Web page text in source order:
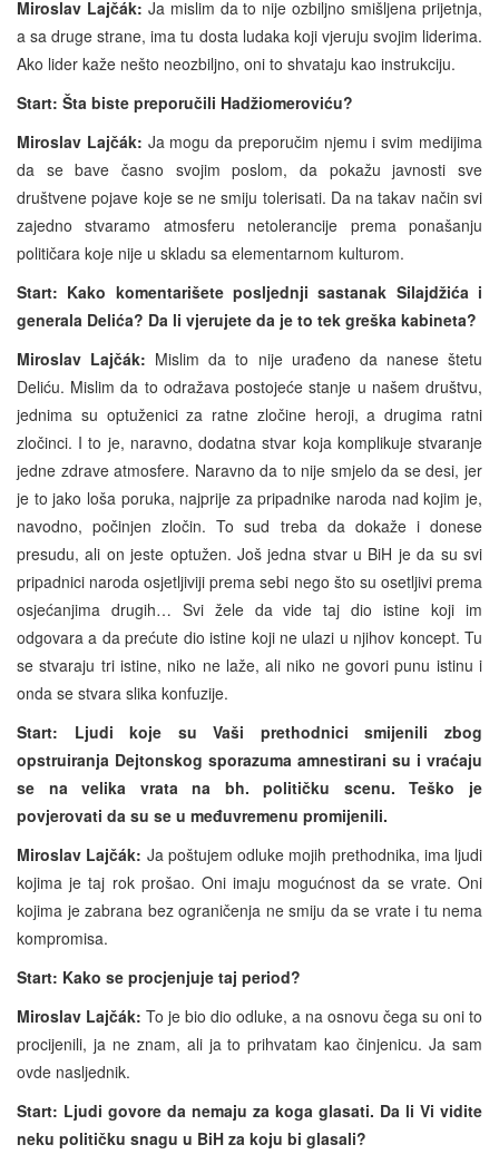
Miroslav Lajčák: Ja mislim da to nije ozbiljno smišljena prijetnja,
a sa druge strane, ima tu dosta ludaka koji vjeruju svojim liderima.
Ako lider kaže nešto neozbiljno, oni to shvataju kao instrukciju.
Start: Šta biste preporučili Hadžiomeroviću?
Miroslav Lajčák: Ja mogu da preporučim njemu i svim medijima
da se bave časno svojim poslom, da pokažu javnosti sve
društvene pojave koje se ne smiju tolerisati. Da na takav način svi
zajedno stvaramo atmosferu netolerancije prema ponašanju
političara koje nije u skladu sa elementarnom kulturom.
Start: Kako komentarišete posljednji sastanak Silajdžića i
generala Delića? Da li vjerujete da je to tek greška kabineta?
Miroslav Lajčák: Mislim da to nije urađeno da nanese štetu
Deliću. Mislim da to odražava postojeće stanje u našem društvu,
jednima su optuženici za ratne zločine heroji, a drugima ratni
zločinci. I to je, naravno, dodatna stvar koja komplikuje stvaranje
jedne zdrave atmosfere. Naravno da to nije smjelo da se desi, jer
je to jako loša poruka, najprije za pripadnike naroda nad kojim je,
navodno, počinjen zločin. To sud treba da dokaže i donese
presudu, ali on jeste optužen. Još jedna stvar u BiH je da su svi
pripadnici naroda osjetljiviji prema sebi nego što su osetljivi prema
osjećanjima drugih… Svi žele da vide taj dio istine koji im
odgovara a da prećute dio istine koji ne ulazi u njihov koncept. Tu
se stvaraju tri istine, niko ne laže, ali niko ne govori punu istinu i
onda se stvara slika konfuzije.
Start: Ljudi koje su Vaši prethodnici smijenili zbog
opstruiranja Dejtonskog sporazuma amnestirani su i vraćaju
se na velika vrata na bh. političku scenu. Teško je
povjerovati da su se u međuvremenu promijenili.
Miroslav Lajčák: Ja poštujem odluke mojih prethodnika, ima ljudi
kojima je taj rok prošao. Oni imaju mogućnost da se vrate. Oni
kojima je zabrana bez ograničenja ne smiju da se vrate i tu nema
kompromisa.
Start: Kako se procjenjuje taj period?
Miroslav Lajčák: To je bio dio odluke, a na osnovu čega su oni to
procijenili, ja ne znam, ali ja to prihvatam kao činjenicu. Ja sam
ovde nasljednik.
Start: Ljudi govore da nemaju za koga glasati. Da li Vi vidite
neku političku snagu u BiH za koju bi glasali?